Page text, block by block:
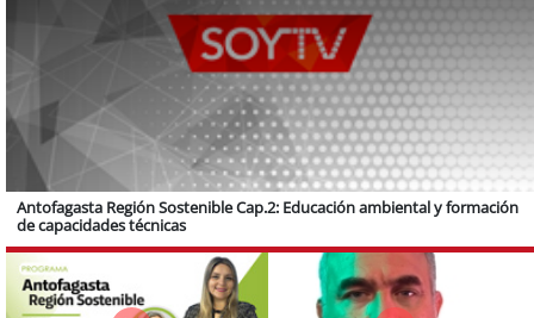
Antofagasta Región Sostenible Cap.2: Educación ambiental y formación
de capacidades técnicas